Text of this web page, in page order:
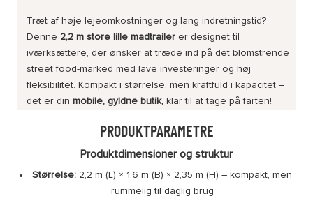
Træt af høje lejeomkostninger og lang indretningstid?
Denne 2,2 m store lille madtrailer er designet til
iværksættere, der ønsker at træde ind på det blomstrende
street food-marked med lave investeringer og høj
fleksibilitet. Kompakt i størrelse, men kraftfuld i kapacitet –
det er dinmobile, gyldne butik, klar til at tage på farten!
PRODUKTPARAMETRE
Produktdimensioner og struktur
Størrelse: 2,2 m (L) × 1,6 m (B) × 2,35 m (H) – kompakt, men
rummelig til daglig brug